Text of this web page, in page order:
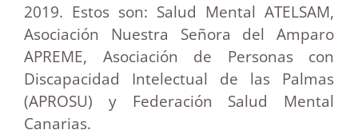
2019. Estos son: Salud Mental ATELSAM,
Asociación Nuestra Señora del Amparo
APREME, Asociación de Personas con
Discapacidad Intelectual de las Palmas
(APROSU) y Federación Salud Mental
Canarias.